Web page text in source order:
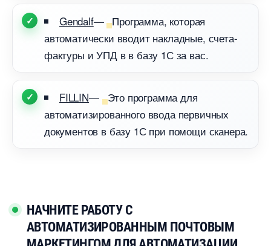
Gendalf— Программа, которая
автоматически вводит накладные, счета-
фактуры и УПД в в базу 1С за вас.
FILLIN— Это программа для
автоматизированного ввода первичных
документов в базу 1С при помощи сканера.
НАЧНИТЕ РАБОТУ С
АВТОМАТИЗИРОВАННЫМ ПОЧТОВЫМ